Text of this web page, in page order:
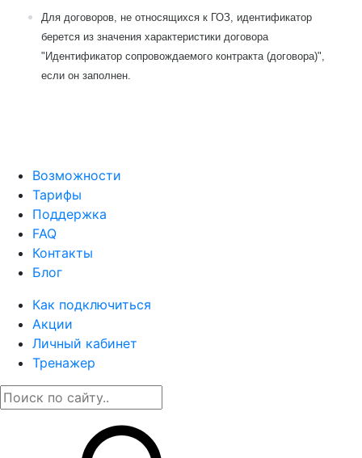
Для договоров, не относящихся к ГОЗ, идентификатор
берется из значения характеристики договора
"Идентификатор сопровождаемого контракта (договора)",
если он заполнен.
Возможности
Тарифы
Поддержка
FAQ
Контакты
Блог
Как подключиться
Акции
Личный кабинет
Тренажер